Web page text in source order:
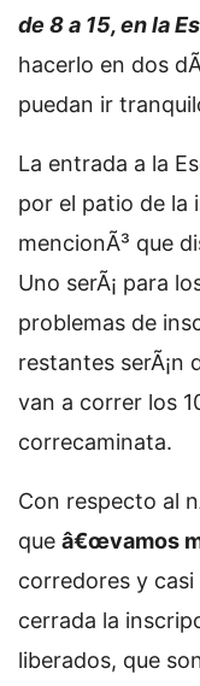
de 8 a 15, en la
hacerlo en dos
puedan ir
La entrada a la
por el patio de la
mencionÃ³ que
Uno serÃ¡ para
problemas de
restantes serÃ¡n
van a correr los
correcaminata.
Con respecto al
que â€œvamos
corredores y
cerrada la
liberados, que